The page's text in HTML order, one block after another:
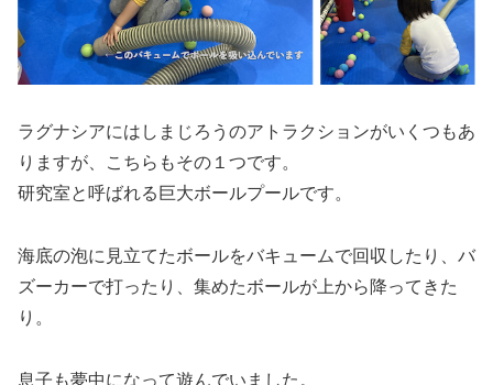
ラグナシアにはしまじろうのアトラクションがいくつもあ
りますが、こちらもその１つです。
研究室と呼ばれる巨大ボールプールです。
海底の泡に見立てたボールをバキュームで回収したり、バ
ズーカーで打ったり、集めたボールが上から降ってきた
り。
息子も夢中になって遊んでいました。